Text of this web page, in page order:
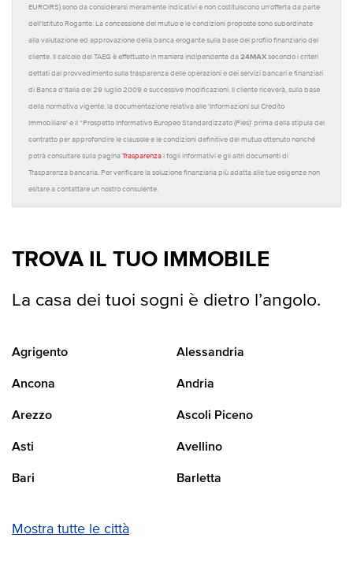
EUROIRS) sono da considerarsi meramente indicativi e non costituiscono un'offerta da parte
dell'Istituto Rogante. La concessione del mutuo e le condizioni proposte sono subordinate
alla valutazione ed approvazione della banca erogante sulla base del profilo finanziario del
cliente. Il calcolo del TAEG è effettuato in maniera indipendente da 24MAX secondo i criteri
dettati dal provvedimento sulla trasparenza delle operazioni e dei servizi bancari e finanziari
di Banca d'Italia del 29 luglio 2009 e successive modificazioni. Il cliente riceverà, sulla base
della normativa vigente, la documentazione relativa alle 'Informazioni sul Credito
Immobiliare' e il “Prospetto Informativo Europeo Standardizzato (Pies)' prima della stipula del
contratto per approfondire le clausole e le condizioni definitive del mutuo ottenuto nonché
potrà consultare sulla pagina Trasparenza i fogli informativi e gli altri documenti di
Trasparenza bancaria. Per verificare la soluzione finanziaria più adatta alle tue esigenze non
esitare a contattare un nostro consulente.
TROVA IL TUO IMMOBILE
La casa dei tuoi sogni è dietro l’angolo.
Agrigento Alessandria
Ancona Andria
Arezzo Ascoli Piceno
Asti Avellino
Bari Barletta
Mostra tutte le città